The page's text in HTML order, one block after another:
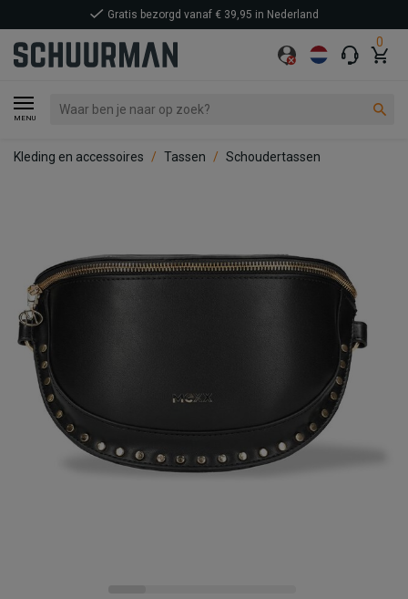
0
MENU
Gratis bezorgd vanaf € 39,95 in Nederland
Kleding en accessoires Tassen Schoudertassen